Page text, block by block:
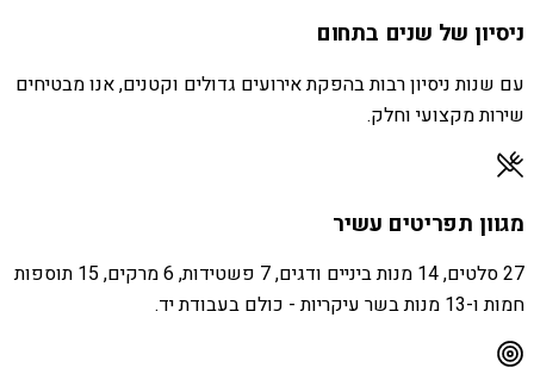
ניסיון של שנים בתחום
עם שנות ניסיון רבות בהפקת אירועים גדולים וקטנים, אנו מבטיחים
שירות מקצועי וחלק.
מגוון תפריטים עשיר
27 סלטים, 14 מנות ביניים ודגים, 7 פשטידות, 6 מרקים, 15 תוספות
חמות ו-13 מנות בשר עיקריות - כולם בעבודת יד.